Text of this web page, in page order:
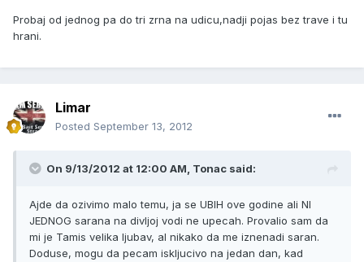
Probaj od jednog pa do tri zrna na udicu,nadji pojas bez trave i tu
hrani.
Limar
Posted September 13, 2012
On 9/13/2012 at 12:00 AM, Tonac said:
Ajde da ozivimo malo temu, ja se UBIH ove godine ali NI
JEDNOG sarana na divljoj vodi ne upecah. Provalio sam da
mi je Tamis velika ljubav, al nikako da me iznenadi saran.
Doduse, mogu da pecam iskljucivo na jedan dan, kad